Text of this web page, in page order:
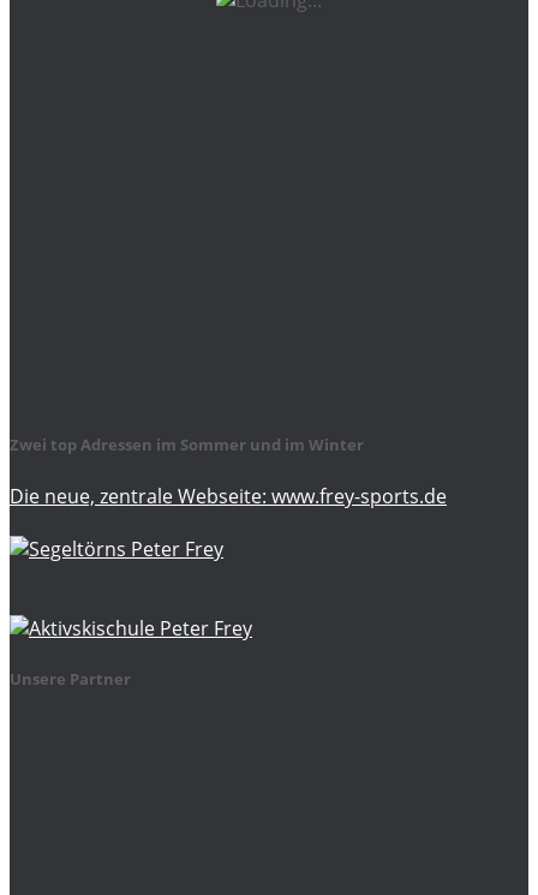
Zwei top Adressen im Sommer und im Winter
Die neue, zentrale Webseite: www.frey-sports.de
Unsere Partner